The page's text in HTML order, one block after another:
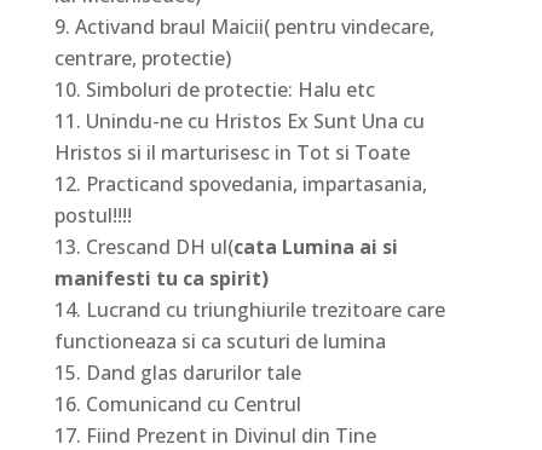
Activand braul Maicii( pentru vindecare,
centrare, protectie)
Simboluri de protectie: Halu etc
Unindu-ne cu Hristos Ex Sunt Una cu
Hristos si il marturisesc in Tot si Toate
Practicand spovedania, impartasania,
postul!!!!
Crescand DH ul(cata Lumina ai si
manifesti tu ca spirit)
Lucrand cu triunghiurile trezitoare care
functioneaza si ca scuturi de lumina
Dand glas darurilor tale
Comunicand cu Centrul
Fiind Prezent in Divinul din Tine